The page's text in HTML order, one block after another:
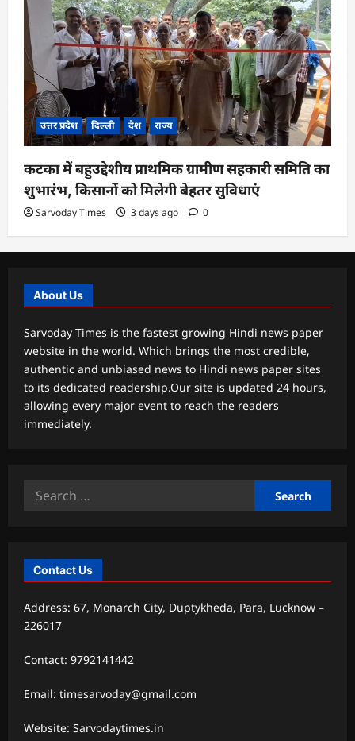
उत्तर प्रदेश दिल्ली देश राज्य
कटका में बहुउद्देशीय प्राथमिक ग्रामीण सहकारी समिति का
शुभारंभ, किसानों को मिलेगी बेहतर सुविधाएं
Sarvoday Times 3 days ago 0
About Us
Sarvoday Times is the fastest growing Hindi news paper
website in the world. Which brings the most credible,
authentic and unbiased news to Hindi news paper sites
to its dedicated readership.Our site is updated 24 hours,
allowing every major event to reach the readers
immediately.
Search
Contact Us
Address: 67, Monarch City, Duptykheda, Para, Lucknow –
226017
Contact: 9792141442
Email: timesarvoday@gmail.com
Website: Sarvodaytimes.in